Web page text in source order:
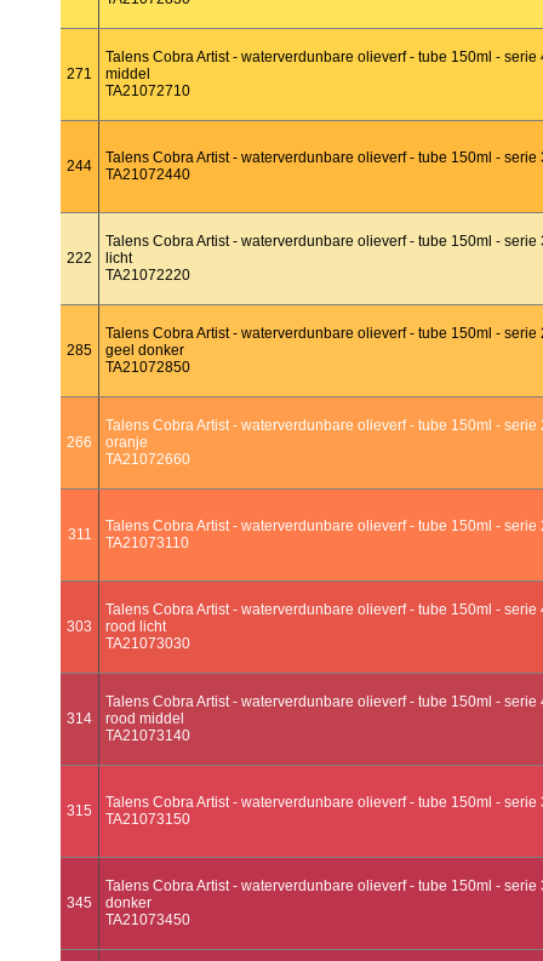
271
Talens Cobra Artist - waterverdunbare olieverf - tube 150ml - serie
middel
TA21072710
244
Talens Cobra Artist - waterverdunbare olieverf - tube 150ml - serie
TA21072440
222
Talens Cobra Artist - waterverdunbare olieverf - tube 150ml - serie
licht
TA21072220
285
Talens Cobra Artist - waterverdunbare olieverf - tube 150ml - serie
geel donker
TA21072850
266
Talens Cobra Artist - waterverdunbare olieverf - tube 150ml - serie
oranje
TA21072660
311
Talens Cobra Artist - waterverdunbare olieverf - tube 150ml - serie
TA21073110
303
Talens Cobra Artist - waterverdunbare olieverf - tube 150ml - serie
rood licht
TA21073030
314
Talens Cobra Artist - waterverdunbare olieverf - tube 150ml - serie
rood middel
TA21073140
315
Talens Cobra Artist - waterverdunbare olieverf - tube 150ml - serie
TA21073150
345
Talens Cobra Artist - waterverdunbare olieverf - tube 150ml - serie
donker
TA21073450